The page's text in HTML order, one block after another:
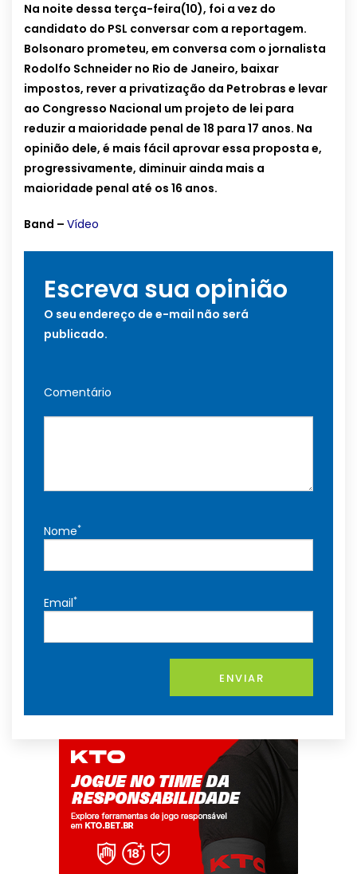
Na noite dessa terça-feira(10), foi a vez do
candidato do PSL conversar com a reportagem.
Bolsonaro prometeu, em conversa com o jornalista
Rodolfo Schneider no Rio de Janeiro, baixar
impostos, rever a privatização da Petrobras e levar
ao Congresso Nacional um projeto de lei para
reduzir a maioridade penal de 18 para 17 anos. Na
opinião dele, é mais fácil aprovar essa proposta e,
progressivamente, diminuir ainda mais a
maioridade penal até os 16 anos.
Band – Vídeo
Escreva sua opinião
O seu endereço de e-mail não será
publicado.
Comentário
Nome*
Email*
ENVIAR